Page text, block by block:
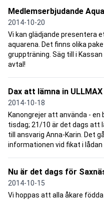
Medlemserbjudande
2014-10-20
Vi kan glädjande presentera
aquarena. Det finns olika
gruppträning. Säg till i
avtal!
Dax att lämna in ULLMAX
2014-10-18
Kanongrejer att använda - en
tisdag; 21/10 är det dags att
till ansvarig Anna-Karin. Det
informationen vid fikat i lådan
Nu är det dags för
2014-10-15
Vi hoppas att alla åkare